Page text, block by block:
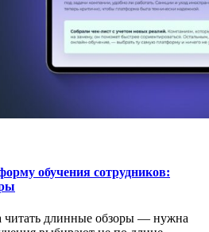
обучения сотрудников:
читать длинные обзоры — нужна